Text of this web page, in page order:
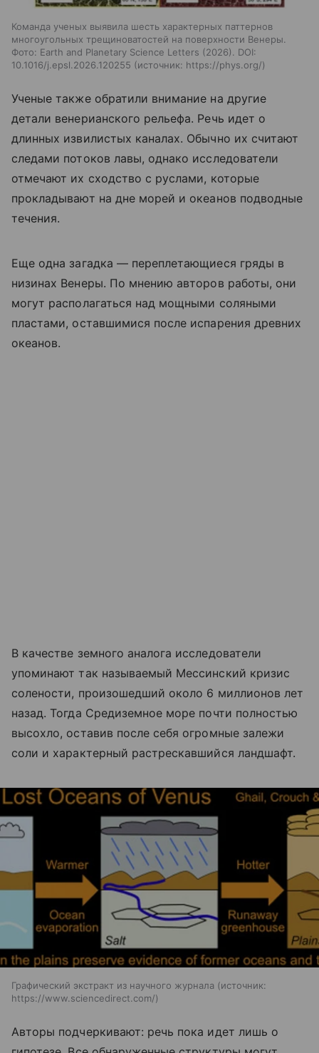
Команда ученых выявила шесть характерных паттернов
многоугольных трещиноватостей на поверхности Венеры.
Фото: Earth and Planetary Science Letters (2026). DOI:
10.1016/j.epsl.2026.120255
источник: https://phys.org/
Ученые также обратили внимание на другие
детали венерианского рельефа. Речь идет о
длинных извилистых каналах. Обычно их считают
следами потоков лавы, однако исследователи
отмечают их сходство с руслами, которые
прокладывают на дне морей и океанов подводные
течения.
Еще одна загадка — переплетающиеся гряды в
низинах Венеры. По мнению авторов работы, они
могут располагаться над мощными соляными
пластами, оставшимися после испарения древних
океанов.
В качестве земного аналога исследователи
упоминают так называемый Мессинский кризис
солености, произошедший около 6 миллионов лет
назад. Тогда Средиземное море почти полностью
высохло, оставив после себя огромные залежи
соли и характерный растрескавшийся ландшафт.
Графический экстракт из научного журнала
источник:
https://www.sciencedirect.com/
Авторы подчеркивают: речь пока идет лишь о